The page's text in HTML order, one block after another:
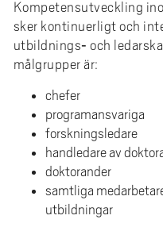
Kompetensutveckling
sker kontinuerligt och
utbildnings‑ och
målgrupper är:
chefer
programansvariga
forskningsledare
handledare av
doktorander
samtliga
utbildningar